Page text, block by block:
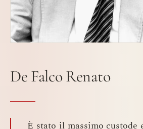
De Falco Renato
È stato il massimo custode